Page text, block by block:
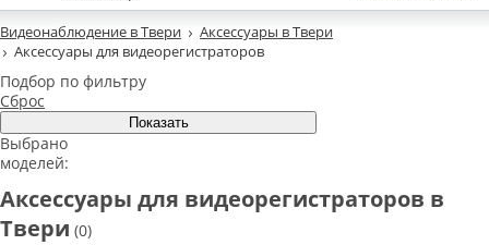
Видеонаблюдение в Твери
Аксессуары в Твери
Аксессуары для видеорегистраторов
Подбор по фильтру
Сброс
Выбрано
моделей:
Аксессуары для видеорегистраторов в
Твери (0)